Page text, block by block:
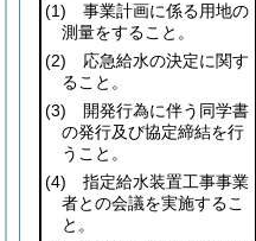
(1) 事業計画に係る用地の
測量をすること。
(2) 応急給水の決定に関す
ること。
(3) 開発行為に伴う同学書
の発行及び協定締結を行
うこと。
(4) 指定給水装置工事事業
者との会議を実施するこ
と。